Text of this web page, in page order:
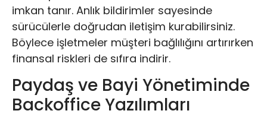
imkan tanır. Anlık bildirimler sayesinde
sürücülerle doğrudan iletişim kurabilirsiniz.
Böylece işletmeler müşteri bağlılığını artırırken
finansal riskleri de sıfıra indirir.
Paydaş ve Bayi Yönetiminde
Backoffice Yazılımları